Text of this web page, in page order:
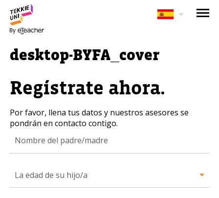
desktop-BYFA_cover
Regístrate ahora.
Por favor, llena tus datos y nuestros asesores se
pondrán en contacto contigo.
La edad de su hijo/a
¿Te interesan nuestros
Nuestros asesores responderán tus
dejar tu información.
Nombre completo del padre/madre
La edad de su hijo/a